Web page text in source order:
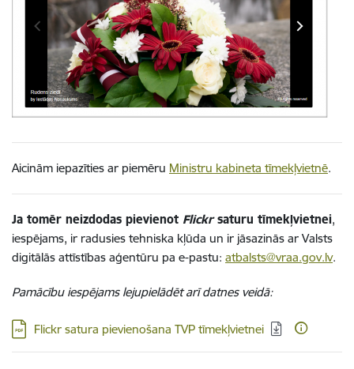
Aicinām iepazīties ar piemēru Ministru kabineta tīmekļvietnē.
Ja tomēr neizdodas pievienot Flickrsaturu tīmekļvietnei,
iespējams, ir radusies tehniska kļūda un ir jāsazinās ar Valsts
digitālās attīstības aģentūru pa e-pastu: atbalsts@vraa.gov.lv.
Pamācību iespējams lejupielādēt arī datnes veidā:
Lejupielādēt:
Flickr satura pievienošana TVP tīmekļvietnei